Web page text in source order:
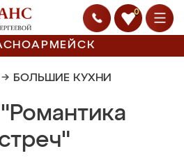
0
→ БОЛЬШИЕ КУХНИ